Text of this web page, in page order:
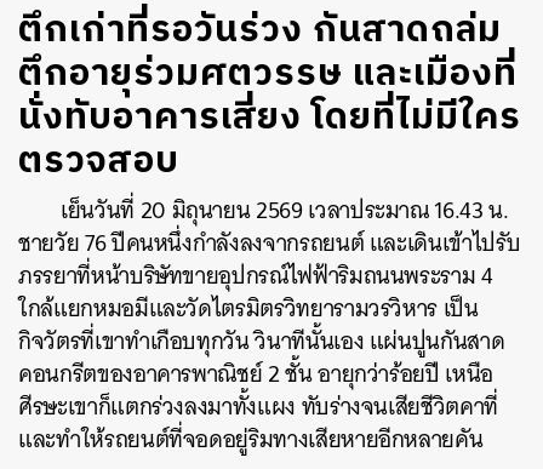
ตึกเก่าที่รอวันร่วง กันสาดถล่ม
ตึกอายุร่วมศตวรรษ และเมืองที่
นั่งทับอาคารเสี่ยง โดยที่ไม่มีใคร
ตรวจสอบ
เย็นวันที่ 20 มิถุนายน 2569 เวลาประมาณ 16.43 น.
ชายวัย 76 ปีคนหนึ่งกำลังลงจากรถยนต์ และเดินเข้าไปรับ
ภรรยาที่หน้าบริษัทขายอุปกรณ์ไฟฟ้าริมถนนพระราม 4
ใกล้แยกหมอมีและวัดไตรมิตรวิทยารามวรวิหาร เป็น
กิจวัตรที่เขาทำเกือบทุกวัน วินาทีนั้นเอง แผ่นปูนกันสาด
คอนกรีตของอาคารพาณิชย์ 2 ชั้น อายุกว่าร้อยปี เหนือ
ศีรษะเขาก็แตกร่วงลงมาทั้งแผง ทับร่างจนเสียชีวิตคาที่
และทำให้รถยนต์ที่จอดอยู่ริมทางเสียหายอีกหลายคัน